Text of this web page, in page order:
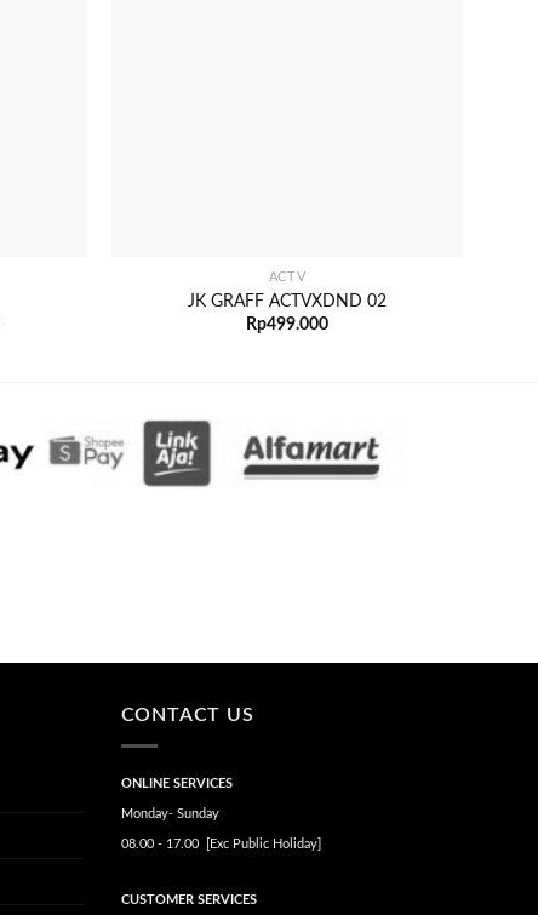
ACTV
JK GRAFF ACTVXDND 02
Rp499.000
CONTACT US
ONLINE SERVICES
Monday- Sunday
08.00 - 17.00 [Exc Public Holiday]
CUSTOMER SERVICES